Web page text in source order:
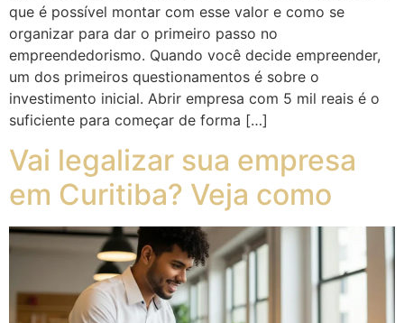
que é possível montar com esse valor e como se
organizar para dar o primeiro passo no
empreendedorismo. Quando você decide empreender,
um dos primeiros questionamentos é sobre o
investimento inicial. Abrir empresa com 5 mil reais é o
suficiente para começar de forma […]
Vai legalizar sua empresa
em Curitiba? Veja como